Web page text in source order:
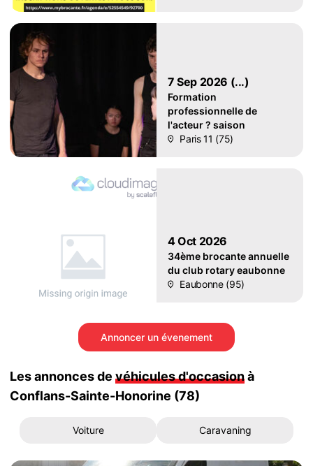
7 Sep 2026 (...)
Formation
professionnelle de
l'acteur ? saison
Paris 11 (75)
4 Oct 2026
34ème brocante annuelle
du club rotary eaubonne
Eaubonne (95)
Annoncer un évenement
Les annonces de véhicules d'occasionà
Conflans-Sainte-Honorine (78)
Voiture Caravaning